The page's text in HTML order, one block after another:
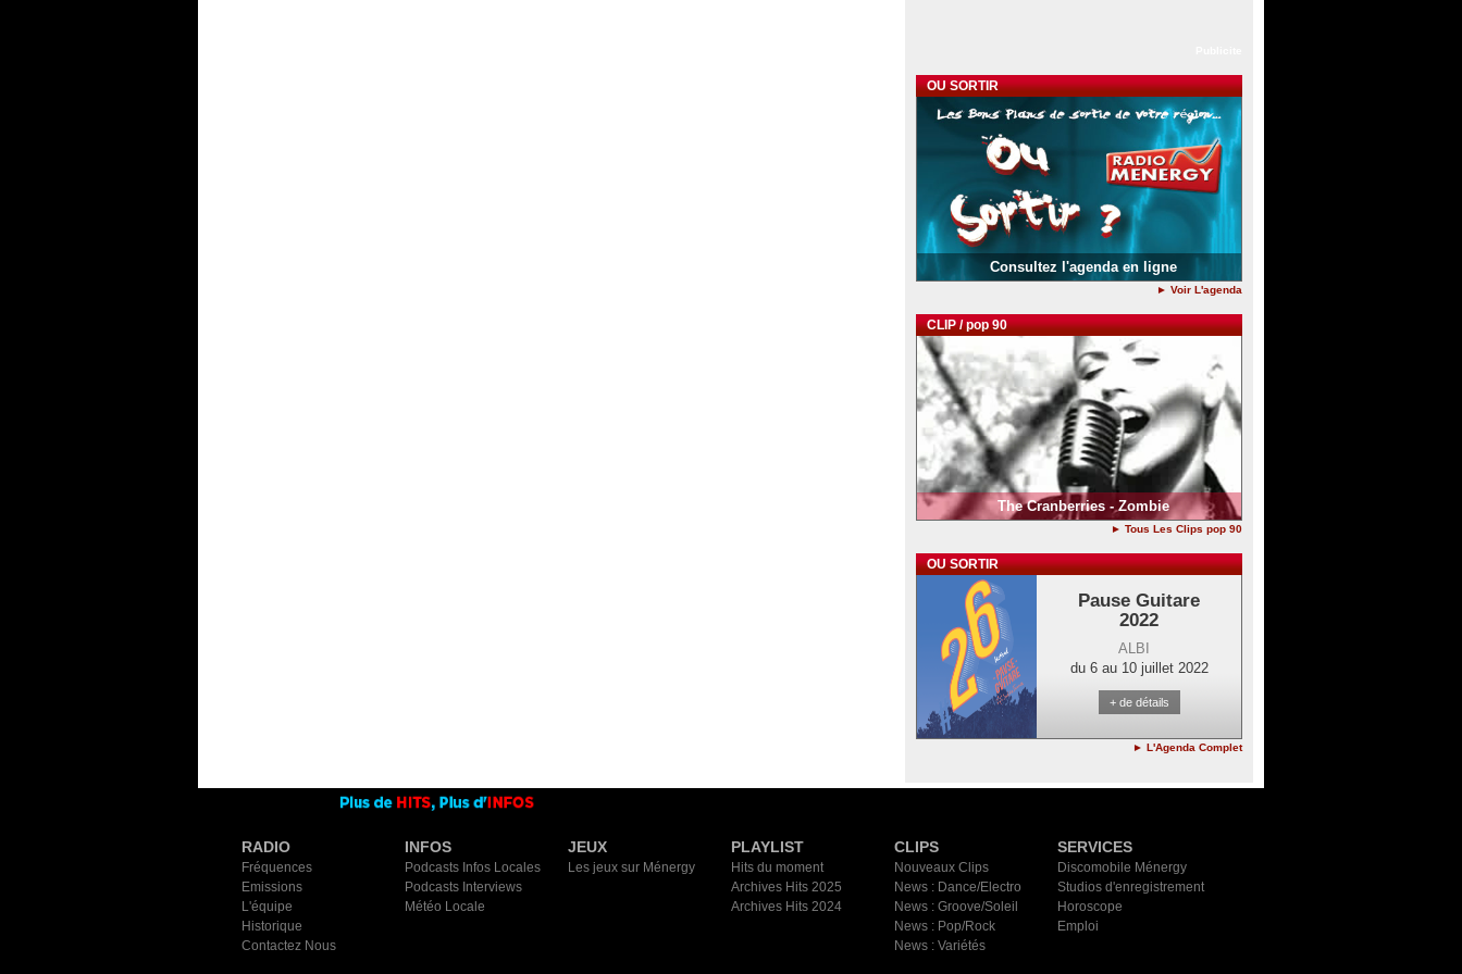
OU SORTIR
Consultez l'agenda en ligne
► Voir L'agenda
CLIP / pop 90
The Cranberries - Zombie
► Tous Les Clips pop 90
OU SORTIR
Pause Guitare
2022
ALBI
du 6 au 10 juillet 2022
+ de détails
► L'Agenda Complet
RADIO
Fréquences
Emissions
L'équipe
Historique
Contactez Nous
INFOS
Podcasts Infos Locales
Podcasts Interviews
Météo Locale
JEUX
Les jeux sur Ménergy
PLAYLIST
Hits du moment
Archives Hits 2025
Archives Hits 2024
CLIPS
Nouveaux Clips
News : Dance/Electro
News : Groove/Soleil
News : Pop/Rock
News : Variétés
SERVICES
Discomobile Ménergy
Studios d'enregistrement
Horoscope
Emploi